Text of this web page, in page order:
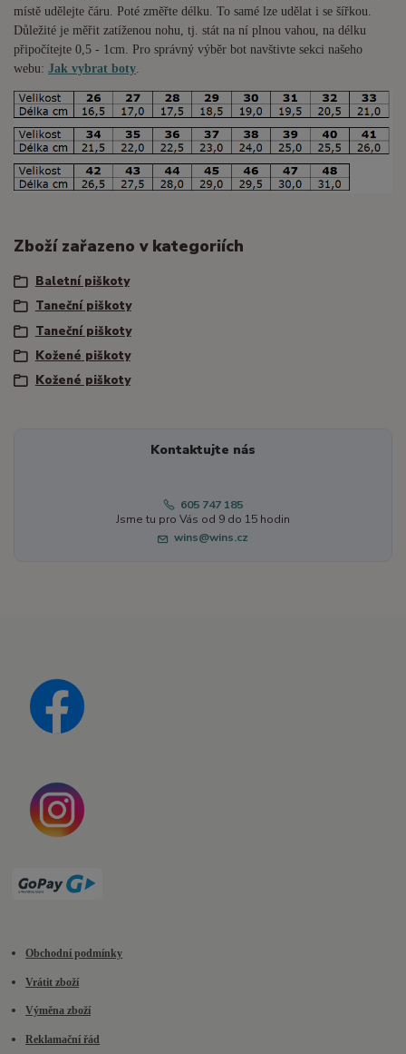
místě udělejte čáru. Poté změřte délku. To samé lze udělat i se šířkou.
Důležité je měřit zatíženou nohu, tj. stát na ní plnou vahou, na délku
připočítejte 0,5 - 1cm . Pro správný výběr bot navštivte sekci našeho
webu: Jak vybrat boty
Zboží zařazeno v kategoriích
Baletní piškoty
Taneční piškoty
Taneční piškoty
Kožené piškoty
Kožené piškoty
Kontaktujte nás
605 747 185
Jsme tu pro Vás od 9 do 15 hodin
wins@wins.cz
Obchodní podmínky
Vrátit zboží
Výměna zboží
Reklamační řád